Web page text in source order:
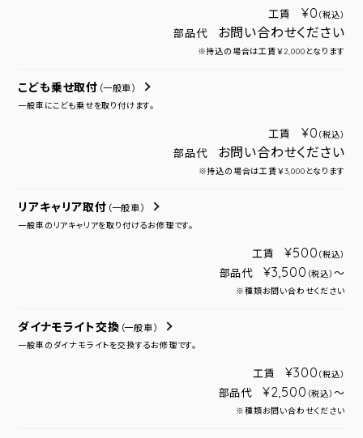
工賃 ¥0 （税込）
部品代 お問い合わせください
※持込の場合は工賃￥2,000となります
こども乗せ取付 （一般車）
一般車にこども乗せを取り付けます。
工賃 ¥0 （税込）
部品代 お問い合わせください
※持込の場合は工賃￥3,000となります
リアキャリア取付 （一般車）
一般車のリアキャリアを取り付けるお修理です。
工賃 ¥500 （税込）
部品代 ¥3,500 （税込） ～
※種類お問い合わせください
ダイナモライト交換 （一般車）
一般車のダイナモライトを交換するお修理です。
工賃 ¥300 （税込）
部品代 ¥2,500 （税込） ～
※種類お問い合わせください